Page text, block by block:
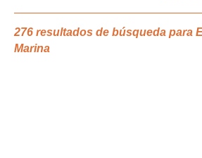
276 resultados de búsqueda para
Marina